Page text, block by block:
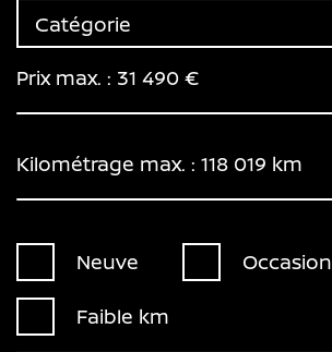
Catégorie
Prix max. : 31 490 €
Kilométrage max. : 118 019 km
Neuve Occasion
Faible km